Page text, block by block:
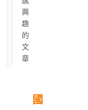
興
趣
的
文
章
國